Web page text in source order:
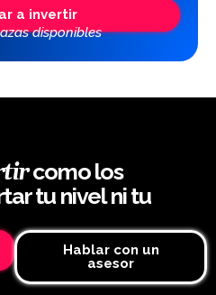
a invertir
disponibles
como los
tu nivel ni tu
Hablar con un
asesor